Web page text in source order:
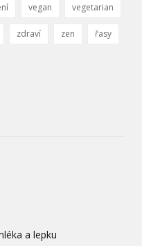
vegan vegetarian
zdraví zen řasy
a lepku